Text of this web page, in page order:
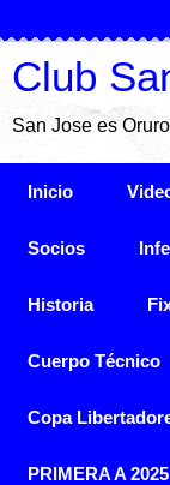
Club
San Jose es
Inicio
Socios
Historia
Cuerpo Técnico
Copa
PRIMERA A 2025